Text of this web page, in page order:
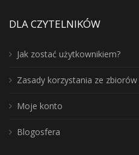
DLA CZYTELNIKÓW
Jak zostać użytkownikiem?
Zasady korzystania ze zbiorów
Moje konto
Blogosfera